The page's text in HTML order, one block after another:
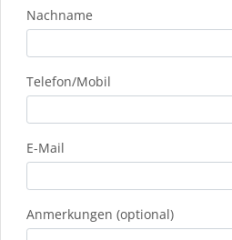
Nachname
Telefon/Mobil
E-Mail
Anmerkungen (optional)